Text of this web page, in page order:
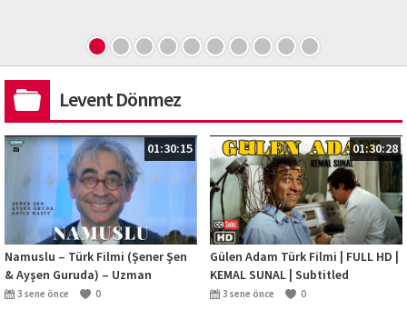
Levent Dönmez
01:30:15
Namuslu – Türk Filmi (Şener Şen
& Ayşen Guruda) – Uzman
Filmcilik
3 sene önce 0
01:30:28
Gülen Adam Türk Filmi | FULL HD |
KEMAL SUNAL | Subtitled
3 sene önce 0